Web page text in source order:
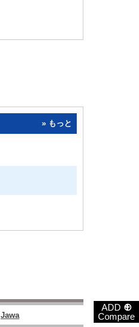
ADD ⊕
Compare
» もっと
Jawa